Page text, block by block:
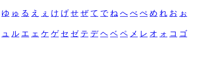
ゆ ゅ る え ぇ け げ せ ぜ て で ね へ べ ぺ め れ お ぉ
ュ ル エ ェ ケ ゲ セ ゼ テ デ ヘ ベ ペ メ レ オ ォ コ ゴ